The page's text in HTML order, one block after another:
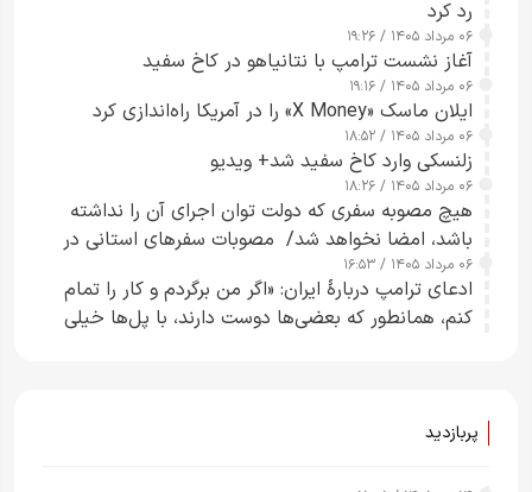
رد کرد
۰۶ مرداد ۱۴۰۵ / ۱۹:۲۶
آغاز نشست ترامپ با نتانیاهو در کاخ سفید
۰۶ مرداد ۱۴۰۵ / ۱۹:۱۶
ایلان ماسک «X Money» را در آمریکا راه‌اندازی کرد
۰۶ مرداد ۱۴۰۵ / ۱۸:۵۲
زلنسکی وارد کاخ سفید شد+ ویدیو
۰۶ مرداد ۱۴۰۵ / ۱۸:۲۶
هیچ مصوبه سفری که دولت توان اجرای آن را نداشته
باشد، امضا نخواهد شد/ مصوبات سفرهای استانی در
چارچوب قانون بودجه است+ عکس
۰۶ مرداد ۱۴۰۵ / ۱۶:۵۳
ادعای ترامپ دربارهٔ ایران: «اگر من برگردم و کار را تمام
کنم، همانطور که بعضی‌ها دوست دارند، با پل‌ها خیلی
پربازدید